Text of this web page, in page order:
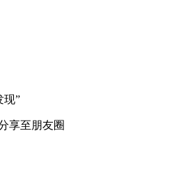
现”
享至朋友圈